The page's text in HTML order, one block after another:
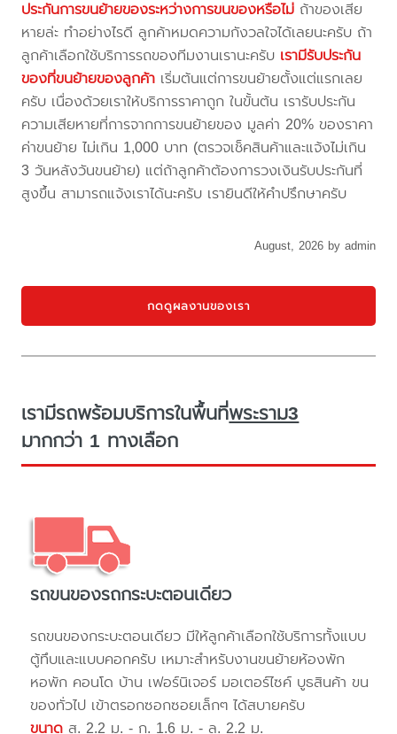
ประกันการขนย้ายของระหว่างการขนของหรือไม่ ถ้าของเสีย
หายล่ะ ทำอย่างไรดี ลูกค้าหมดความกังวลใจได้เลยนะครับ ถ้า
ลูกค้าเลือกใช้บริการรถของทีมงานเรานะครับ เรามีรับประกัน
ของที่ขนย้ายของลูกค้า เริ่มต้นแต่การขนย้ายตั้งแต่แรกเลย
ครับ เนื่องด้วยเราให้บริการราคาถูก ในขั้นต้น เรารับประกัน
ความเสียหายที่การจากการขนย้ายของ มูลค่า 20% ของราคา
ค่าขนย้าย ไม่เกิน 1,000 บาท (ตรวจเช็คสินค้าและแจ้งไม่เกิน
3 วันหลังวันขนย้าย) แต่ถ้าลูกค้าต้องการวงเงินรับประกันที่
สูงขึ้น สามารถแจ้งเราได้นะครับ เรายินดีให้คำปรึกษาครับ
August, 2026 by admin
กดดูผลงานของเรา
เรามีรถพร้อมบริการในพื้นที่พระราม3
มากกว่า 1 ทางเลือก
รถขนของรถกระบะตอนเดียว
รถขนของกระบะตอนเดียว มีให้ลูกค้าเลือกใช้บริการทั้งแบบ
ตู้ทึบและแบบคอกครับ เหมาะสำหรับงานขนย้ายห้องพัก
หอพัก คอนโด บ้าน เฟอร์นิเจอร์ มอเตอร์ไซค์ บูธสินค้า ขน
ของทั่วไป เข้าตรอกซอกซอยเล็กๆ ได้สบายครับ
ขนาด ส. 2.2 ม. - ก. 1.6 ม. - ล. 2.2 ม.